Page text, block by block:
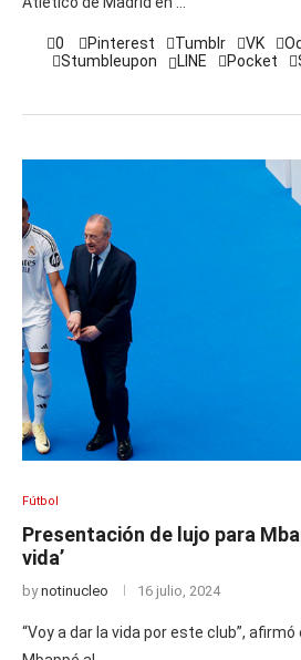
0 Pinterest Tumblr VK
Stumbleupon
LINE Pocket
Fútbol
Presentación de lujo para
vida’
bynotinucleo 16 julio, 2024
“Voy a dar la vida por este club”,